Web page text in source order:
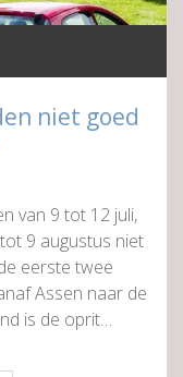
niet goed
van 9 tot 12 juli,
9 augustus niet
eerste twee
Assen naar de
is de oprit…